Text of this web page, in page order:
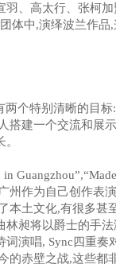
羽、高太行、张柯
体中,演绎波兰作
两个特别清晰的目
搭建一个交流和展
州作为自己创作表
本土文化,有很多甚
林昶将以爵士的手
词演唱, Sync四重奏
的赤壁之战,这些都